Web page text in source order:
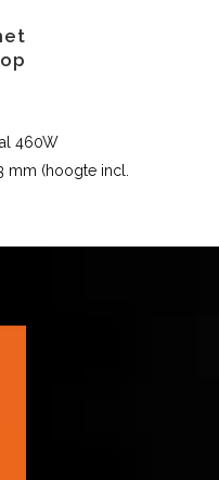
460W
mm (hoogte incl.